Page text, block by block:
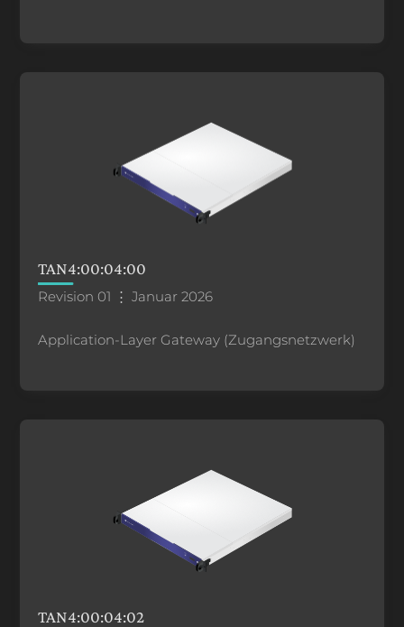
TAN4:00:04:00
Revision 01 ⋮ Januar 2026
Application-Layer Gateway (Zugangsnetzwerk)
TAN4:00:04:02